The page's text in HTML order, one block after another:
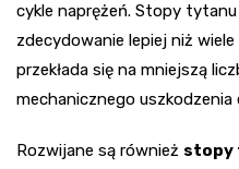
cykle naprężeń. Stopy
zdecydowanie lepiej niż
przekłada się na mniejszą
mechanicznego uszkodzenia
Rozwijane są również stopy